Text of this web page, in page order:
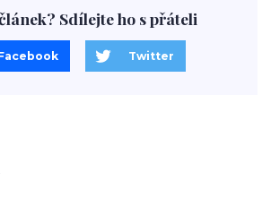
Sdílejte ho s přáteli
Twitter